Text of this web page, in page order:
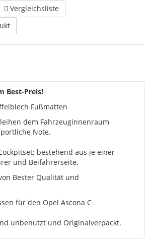
Vergleichsliste
Best-Preis!
Fußmatten
dem Fahrzeuginnenraum
Note.
bestehend aus je einer
und Beifahrerseite.
Bester Qualität und
für den Opel Ascona C
unbenutzt und Originalverpackt.